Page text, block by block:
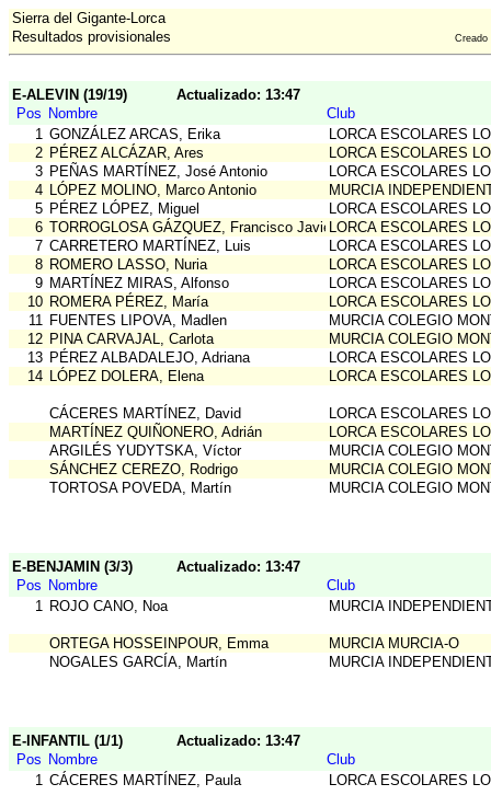
Sierra del Gigante-Lorca
Resultados provisionales
E-ALEVIN (19/19)
Actualizado: 13:47
Pos Nombre
Club
1 GONZÁLEZ ARCAS, Erika
LORCA ESCOLARES
2 PÉREZ ALCÁZAR, Ares
LORCA ESCOLARES
3 PEÑAS MARTÍNEZ, José Antonio
LORCA ESCOLARES
4 LÓPEZ MOLINO, Marco Antonio
MURCIA
5 PÉREZ LÓPEZ, Miguel
LORCA ESCOLARES
6 TORROGLOSA GÁZQUEZ, Francisco JavierLORCA ESCOLARES
7 CARRETERO MARTÍNEZ, Luis
LORCA ESCOLARES
8 ROMERO LASSO, Nuria
LORCA ESCOLARES
9 MARTÍNEZ MIRAS, Alfonso
LORCA ESCOLARES
10 ROMERA PÉREZ, María
LORCA ESCOLARES
11 FUENTES LIPOVA, Madlen
MURCIA COLEGIO
12 PINA CARVAJAL, Carlota
MURCIA COLEGIO
13 PÉREZ ALBADALEJO, Adriana
LORCA ESCOLARES
14 LÓPEZ DOLERA, Elena LORCA ESCOLARES
CÁCERES MARTÍNEZ, David
LORCA ESCOLARES
MARTÍNEZ QUIÑONERO, Adrián
LORCA ESCOLARES
ARGILÉS YUDYTSKA, Víctor
MURCIA COLEGIO
SÁNCHEZ CEREZO, Rodrigo
MURCIA COLEGIO
TORTOSA POVEDA, Martín
MURCIA COLEGIO
E-BENJAMIN (3/3)
Actualizado: 13:47
Pos Nombre
Club
1 ROJO CANO, Noa MURCIA
ORTEGA HOSSEINPOUR, Emma
MURCIA MURCIA-O
NOGALES GARCÍA, Martín
MURCIA
E-INFANTIL (1/1)
Actualizado: 13:47
Pos Nombre
Club
1 CÁCERES MARTÍNEZ, Paula LORCA ESCOLARES